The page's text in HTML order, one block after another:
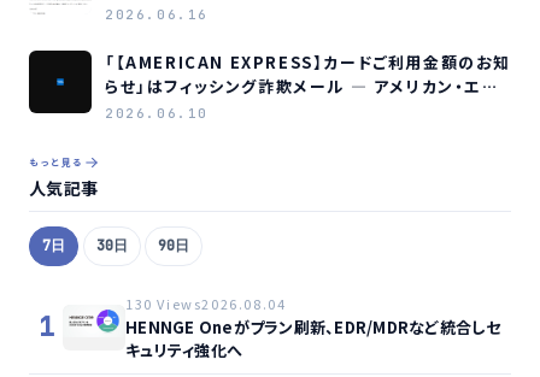
2026.06.16
「【AMERICAN EXPRESS】カードご利用金額のお知
らせ」はフィッシング詐欺メール ― アメリカン・エキ
スプレスを装う偽メールの見分け方
2026.06.10
もっと見る
人気記事
7日 30日 90日
1
130 Views2026.08.04
HENNGE Oneがプラン刷新、EDR/MDRなど統合しセ
キュリティ強化へ